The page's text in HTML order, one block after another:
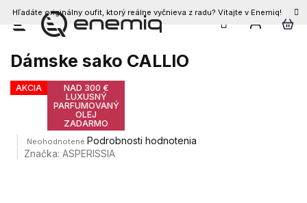
Prejsť
obsah
Hľadáte originálny oufit, ktorý reálne vyčnieva z radu? Vitajte v Enemiq!
Dámske sako CALLIO
AKCIA
NAD 300 €
LUXUSNÝ
PARFUMOVANÝ
OLEJ
ZADARMO
Priemerné
hodnotenie
Neohodnotené Podrobnosti hodnotenia
Značka:ASPERISSIA